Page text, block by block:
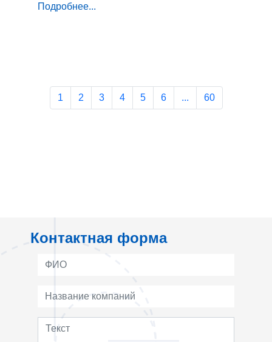
Подробнее...
1 2 3 4 5 6 ... 60
Контактная форма